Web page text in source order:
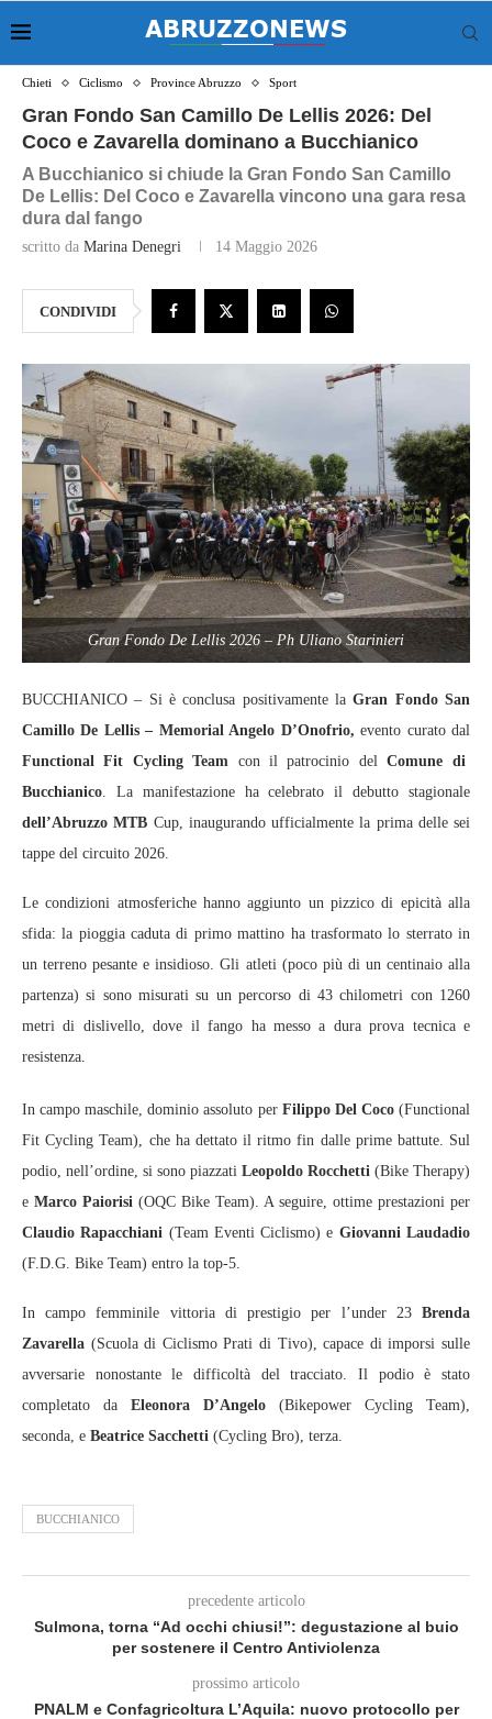
Chieti Ciclismo Province Abruzzo Sport
Gran Fondo San Camillo De Lellis 2026: Del
Coco e Zavarella dominano a Bucchianico
A Bucchianico si chiude la Gran Fondo San Camillo
De Lellis: Del Coco e Zavarella vincono una gara resa
dura dal fango
scritto da Marina Denegri 14 Maggio 2026
CONDIVIDI
Gran Fondo De Lellis 2026 – Ph Uliano Starinieri
BUCCHIANICO – Si è conclusa positivamente laGran Fondo San
Camillo De Lellis – Memorial Angelo D’Onofrio, evento curato dal
Functional Fit Cycling Team con il patrocinio delComune di
Bucchianico . La manifestazione ha celebrato il debutto stagionale
dell’Abruzzo MTB Cup, inaugurando ufficialmente la prima delle sei
tappe del circuito 2026.
Le condizioni atmosferiche hanno aggiunto un pizzico di epicità alla
sfida: la pioggia caduta di primo mattino ha trasformato lo sterrato in
un terreno pesante e insidioso. Gli atleti (poco più di un centinaio alla
partenza) si sono misurati su un percorso di 43 chilometri con 1260
metri di dislivello, dove il fango ha messo a dura prova tecnica e
resistenza.
In campo maschile, dominio assoluto per Filippo Del Coco(Functional
Fit Cycling Team), che ha dettato il ritmo fin dalle prime battute. Sul
podio, nell’ordine, si sono piazzati Leopoldo Rocchetti (Bike Therapy)
e Marco Paiorisi (OQC Bike Team). A seguire, ottime prestazioni per
Claudio Rapacchiani (Team Eventi Ciclismo) e Giovanni Laudadio
(F.D.G. Bike Team) entro la top-5.
In campo femminile vittoria di prestigio per l’under 23 Brenda
Zavarella (Scuola di Ciclismo Prati di Tivo), capace di imporsi sulle
avversarie nonostante le difficoltà del tracciato. Il podio è stato
completato da Eleonora D’Angelo (Bikepower Cycling Team),
seconda, e Beatrice Sacchetti (Cycling Bro), terza.
BUCCHIANICO
precedente articolo
Sulmona, torna “Ad occhi chiusi!”: degustazione al buio
per sostenere il Centro Antiviolenza
prossimo articolo
PNALM e Confagricoltura L’Aquila: nuovo protocollo per